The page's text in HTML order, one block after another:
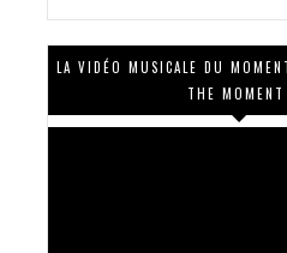
LA VIDÉO MUSICALE DU
THE MOMENT